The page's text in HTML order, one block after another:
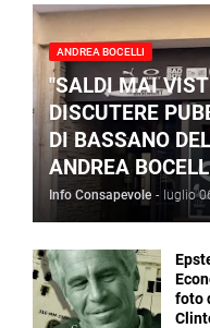
ANDREA BOCELLI
"SALDI MAI
DISCUTERE
DI BASSANO
ANDREA
Info Consapevole - luglio
foto